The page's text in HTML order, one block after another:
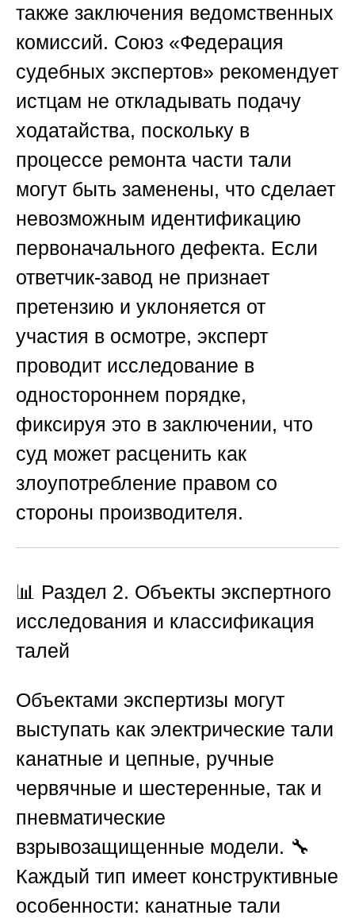
также заключения ведомственных
комиссий. Союз «Федерация
судебных экспертов» рекомендует
истцам не откладывать подачу
ходатайства, поскольку в
процессе ремонта части тали
могут быть заменены, что сделает
невозможным идентификацию
первоначального дефекта. Если
ответчик-завод не признает
претензию и уклоняется от
участия в осмотре, эксперт
проводит исследование в
одностороннем порядке,
фиксируя это в заключении, что
суд может расценить как
злоупотребление правом со
стороны производителя.
📊 Раздел 2. Объекты экспертного
исследования и классификация
талей
Объектами экспертизы могут
выступать как электрические тали
канатные и цепные, ручные
червячные и шестеренные, так и
пневматические
взрывозащищенные модели. 🔧
Каждый тип имеет конструктивные
особенности: канатные тали